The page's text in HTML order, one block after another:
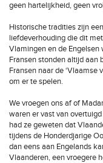
geen hartelijkheid, geen
Historische tradities zijn
liefdeverhouding die dit
Vlamingen en de
Fransen stonden altijd aan
Fransen naar de ‘Vlaamse
om er te spelen.
We vroegen ons af of
waren er vast van
had ze geweten dat
tijdens de Honderdjarige
dan eens aan Engelands
Vlaanderen, een vroegere